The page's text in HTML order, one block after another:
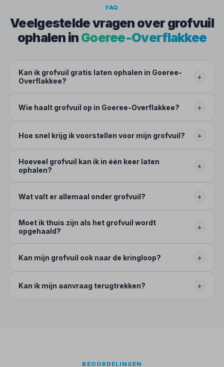
FAQ
Veelgestelde vragen over grofvuil
ophalen in Goeree-Overflakkee
Kan ik grofvuil gratis laten ophalen in Goeree-
Overflakkee?
+
Wie haalt grofvuil op in Goeree-Overflakkee? +
Hoe snel krijg ik voorstellen voor mijn grofvuil? +
Hoeveel grofvuil kan ik in één keer laten
ophalen?
+
Wat valt er allemaal onder grofvuil? +
Moet ik thuis zijn als het grofvuil wordt
opgehaald?
+
Kan mijn grofvuil ook naar de kringloop? +
Kan ik mijn aanvraag terugtrekken? +
BEOORDELINGEN